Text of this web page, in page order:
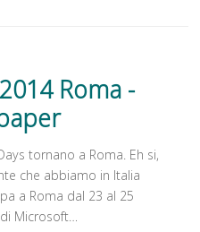
Roma -
tornano a Roma. Eh si,
che abbiamo in Italia
a Roma dal 23 al 25
Microsoft…